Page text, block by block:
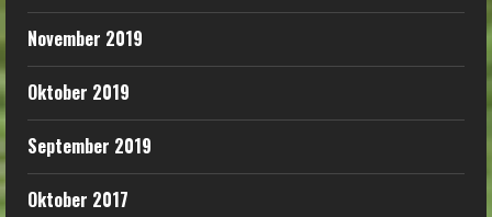
November 2019
Oktober 2019
September 2019
Oktober 2017